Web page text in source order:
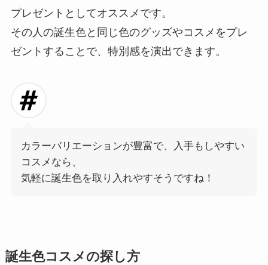
プレゼントとしてオススメです。
その人の誕生色と同じ色のグッズやコスメをプレ
ゼントすることで、特別感を演出できます。
カラーバリエーションが豊富で、入手もしやすい
コスメなら、
気軽に誕生色を取り入れやすそうですね！
誕生色コスメの探し方